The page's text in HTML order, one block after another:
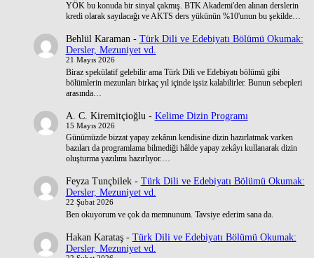
YÖK bu konuda bir sinyal çakmış. BTK Akademi'den alınan derslerin
kredi olarak sayılacağı ve AKTS ders yükünün %10'unun bu şekilde…
Behlül Karaman- Türk Dili ve Edebiyatı Bölümü Okumak:
Dersler, Mezuniyet vd.
21 Mayıs 2026
Biraz spekülatif gelebilir ama Türk Dili ve Edebiyatı bölümü gibi
bölümlerin mezunları birkaç yıl içinde işsiz kalabilirler. Bunun sebepleri
arasında…
A. C. Kiremitçioğlu - Kelime Dizin Programı
15 Mayıs 2026
Günümüzde bizzat yapay zekânın kendisine dizin hazırlatmak varken
bazıları da programlama bilmediği hâlde yapay zekâyı kullanarak dizin
oluşturma yazılımı hazırlıyor.…
Feyza Tunçbilek- Türk Dili ve Edebiyatı Bölümü Okumak:
Dersler, Mezuniyet vd.
22 Şubat 2026
Ben okuyorum ve çok da memnunum. Tavsiye ederim sana da.
Hakan Karataş- Türk Dili ve Edebiyatı Bölümü Okumak:
Dersler, Mezuniyet vd.